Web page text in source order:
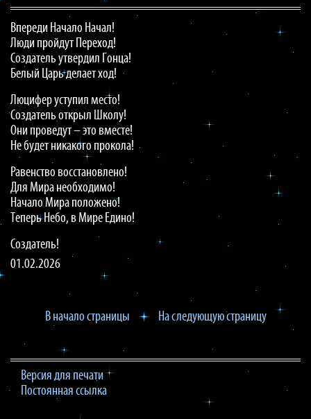
Впереди Начало Начал!
Люди пройдут Переход!
Создатель утвердил Гонца!
Белый Царь делает ход!
Люцифер уступил место!
Создатель открыл Школу!
Они проведут – это вместе!
Не будет никакого прокола!
Равенство восстановлено!
Для Мира необходимо!
Начало Мира положено!
Теперь Небо, в Мире Едино!
Создатель!
01.02.2026
В начало страницы На следующую страницу
Версия для печати
Постоянная ссылка